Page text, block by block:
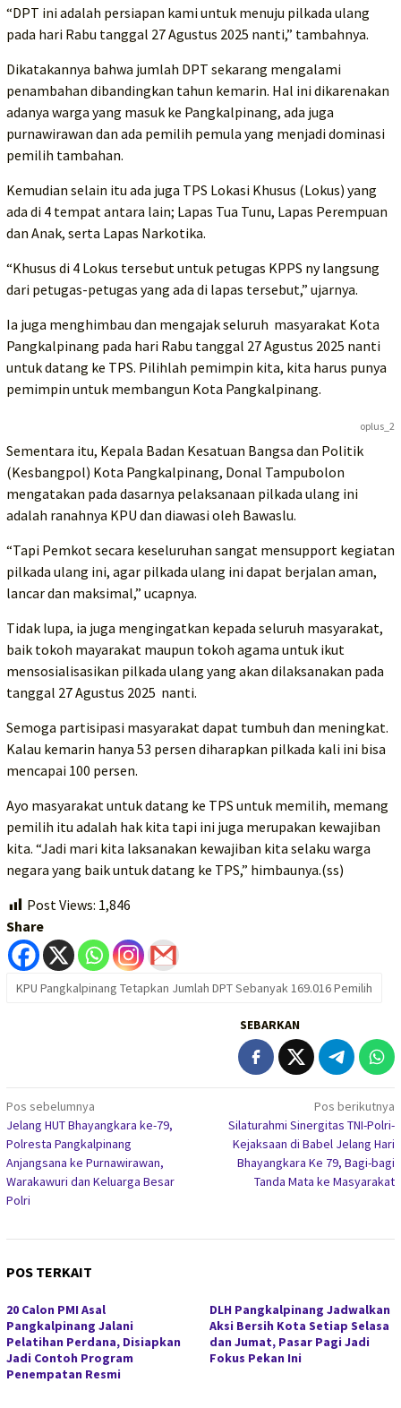
“DPT ini adalah persiapan kami untuk menuju pilkada ulang
pada hari Rabu tanggal 27 Agustus 2025 nanti,” tambahnya.
Dikatakannya bahwa jumlah DPT sekarang mengalami
penambahan dibandingkan tahun kemarin. Hal ini dikarenakan
adanya warga yang masuk ke Pangkalpinang, ada juga
purnawirawan dan ada pemilih pemula yang menjadi dominasi
pemilih tambahan.
Kemudian selain itu ada juga TPS Lokasi Khusus (Lokus) yang
ada di 4 tempat antara lain; Lapas Tua Tunu, Lapas Perempuan
dan Anak, serta Lapas Narkotika.
“Khusus di 4 Lokus tersebut untuk petugas KPPS ny langsung
dari petugas-petugas yang ada di lapas tersebut,” ujarnya.
Ia juga menghimbau dan mengajak seluruh masyarakat Kota
Pangkalpinang pada hari Rabu tanggal 27 Agustus 2025 nanti
untuk datang ke TPS. Pilihlah pemimpin kita, kita harus punya
pemimpin untuk membangun Kota Pangkalpinang.
oplus_2
Sementara itu, Kepala Badan Kesatuan Bangsa dan Politik
(Kesbangpol) Kota Pangkalpinang, Donal Tampubolon
mengatakan pada dasarnya pelaksanaan pilkada ulang ini
adalah ranahnya KPU dan diawasi oleh Bawaslu.
“Tapi Pemkot secara keseluruhan sangat mensupport kegiatan
pilkada ulang ini, agar pilkada ulang ini dapat berjalan aman,
lancar dan maksimal,” ucapnya.
Tidak lupa, ia juga mengingatkan kepada seluruh masyarakat,
baik tokoh mayarakat maupun tokoh agama untuk ikut
mensosialisasikan pilkada ulang yang akan dilaksanakan pada
tanggal 27 Agustus 2025 nanti.
Semoga partisipasi masyarakat dapat tumbuh dan meningkat.
Kalau kemarin hanya 53 persen diharapkan pilkada kali ini bisa
mencapai 100 persen.
Ayo masyarakat untuk datang ke TPS untuk memilih, memang
pemilih itu adalah hak kita tapi ini juga merupakan kewajiban
kita. “Jadi mari kita laksanakan kewajiban kita selaku warga
negara yang baik untuk datang ke TPS,” himbaunya.(ss)
Post Views: 1,846
Share
KPU Pangkalpinang Tetapkan Jumlah DPT Sebanyak 169.016 Pemilih
SEBARKAN
Navigasi
pos
Pos sebelumnya
Jelang HUT Bhayangkara ke-79,
Polresta Pangkalpinang
Anjangsana ke Purnawirawan,
Warakawuri dan Keluarga Besar
Polri
Pos berikutnya
Silaturahmi Sinergitas TNI-Polri-
Kejaksaan di Babel Jelang Hari
Bhayangkara Ke 79, Bagi-bagi
Tanda Mata ke Masyarakat
POS TERKAIT
20 Calon PMI Asal
Pangkalpinang Jalani
Pelatihan Perdana, Disiapkan
Jadi Contoh Program
Penempatan Resmi
DLH Pangkalpinang Jadwalkan
Aksi Bersih Kota Setiap Selasa
dan Jumat, Pasar Pagi Jadi
Fokus Pekan Ini